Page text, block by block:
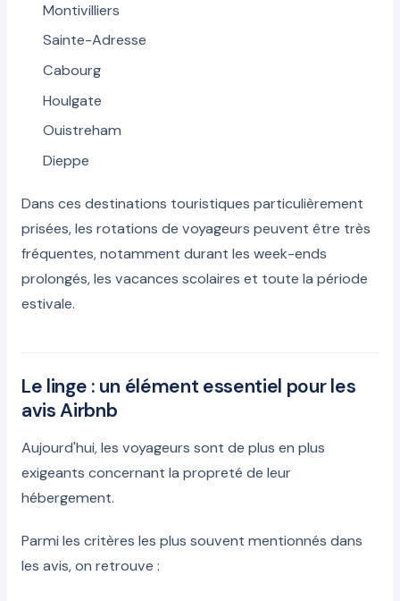
Montivilliers
Sainte-Adresse
Cabourg
Houlgate
Ouistreham
Dieppe
Dans ces destinations touristiques particulièrement
prisées, les rotations de voyageurs peuvent être très
fréquentes, notamment durant les week-ends
prolongés, les vacances scolaires et toute la période
estivale.
Le linge : un élément essentiel pour les
avis Airbnb
Aujourd'hui, les voyageurs sont de plus en plus
exigeants concernant la propreté de leur
hébergement.
Parmi les critères les plus souvent mentionnés dans
les avis, on retrouve :